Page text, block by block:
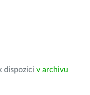
dispozici v archivu